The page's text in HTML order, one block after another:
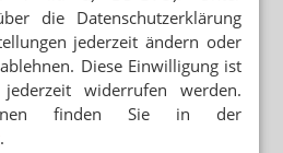
die Datenschutzerklärung
jederzeit ändern oder
Diese Einwilligung ist
widerrufen werden.
finden Sie in der
.